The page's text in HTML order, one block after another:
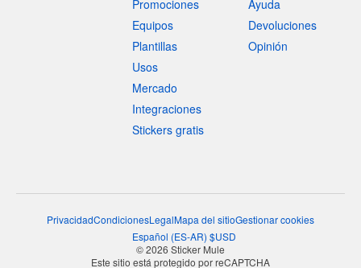
Promociones
Equipos
Plantillas
Usos
Mercado
Integraciones
Stickers gratis
Ayuda
Devoluciones
Opinión
PrivacidadCondicionesLegalMapa del sitioGestionar cookies
Español (ES-AR) $USD
© 2026 Sticker Mule
Este sitio está protegido por reCAPTCHA